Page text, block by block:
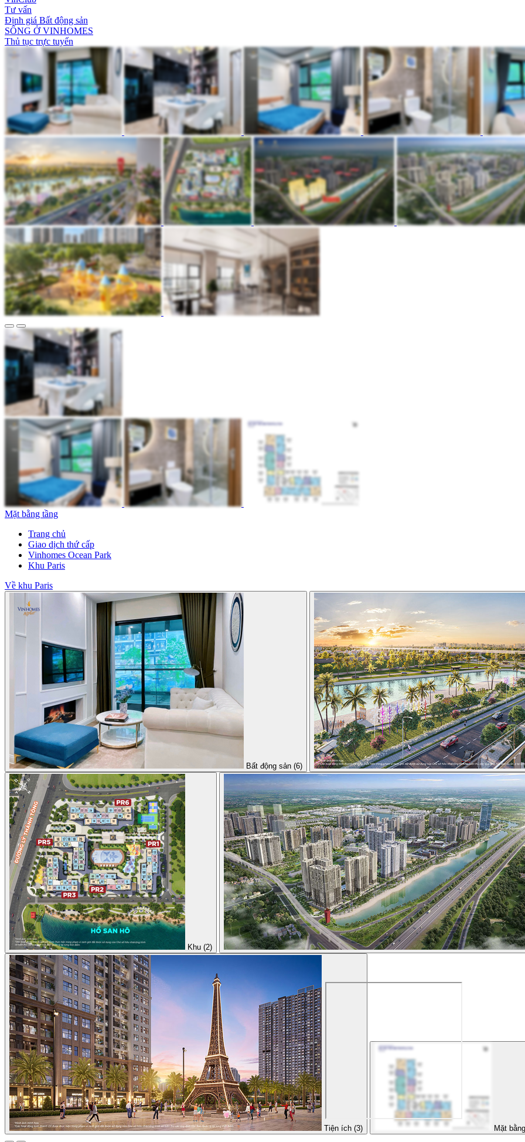
Tư vấn
Định giá Bất động sản
SỐNG Ở VINHOMES
Thủ tục trực tuyến
Mặt bằng tầng
Trang chủ
Giao dịch thứ cấp
Vinhomes Ocean Park
Khu Paris
Về khu Paris
Bất động sản (6)
Khu (2)
Tiện ích (3) Mặt